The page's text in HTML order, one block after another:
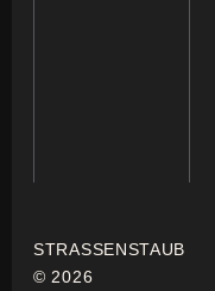
STRASSENSTAUB
© 2026